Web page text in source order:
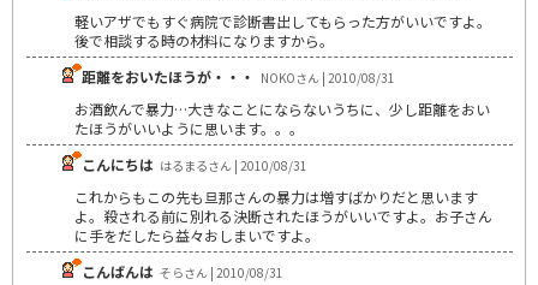
軽いアザでもすぐ病院で診断書出してもらった方がいいですよ。
後で相談する時の材料になりますから。
距離をおいたほうが・・・
NOKOさん | 2010/08/31
お酒飲んで暴力…大きなことにならないうちに、少し距離をおい
たほうがいいように思います。。。
こんにちは はるまるさん | 2010/08/31
これからもこの先も旦那さんの暴力は増すばかりだと思います
よ。殺される前に別れる決断されたほうがいいですよ。お子さん
に手をだしたら益々おしまいですよ。
こんばんは そらさん | 2010/08/31